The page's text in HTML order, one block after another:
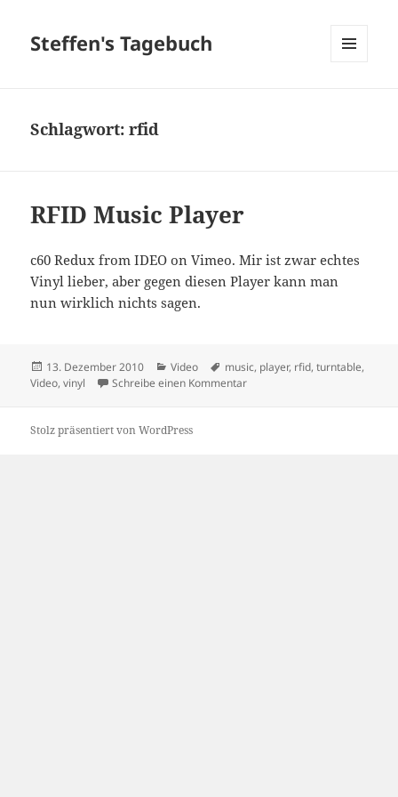
Steffen's Tagebuch
Schlagwort:rfid
RFID Music Player
c60 Redux from IDEO on Vimeo. Mir ist zwar echtes
Vinyl lieber, aber gegen diesen Player kann man
nun wirklich nichts sagen.
Veröffentlicht
am
13. Dezember 2010 Kategorien
Video Schlagwörter
music, player, rfid,turntable,
Video,vinyl Schreibe einen Kommentarzu RFID Music Player
Stolz präsentiert von WordPress